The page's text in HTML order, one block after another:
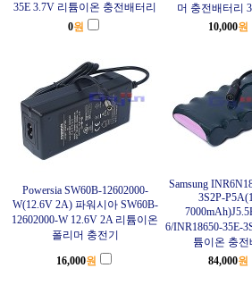
35E 3.7V 리튬이온 충전배터리
머 충전배터리
0원 10,000원
Powersia SW60B-12602000-
W(12.6V 2A) 파워시아 SW60B-
12602000-W 12.6V 2A 리튬이온
폴리머 충전기
Samsung
3S2P-
6/INR18650-35E-
튬이온 충전
16,000원 84,000원